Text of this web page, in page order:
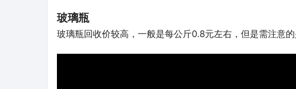
玻璃瓶
玻璃瓶回收价较高，一般是每公斤0.8元左右，但是需注意